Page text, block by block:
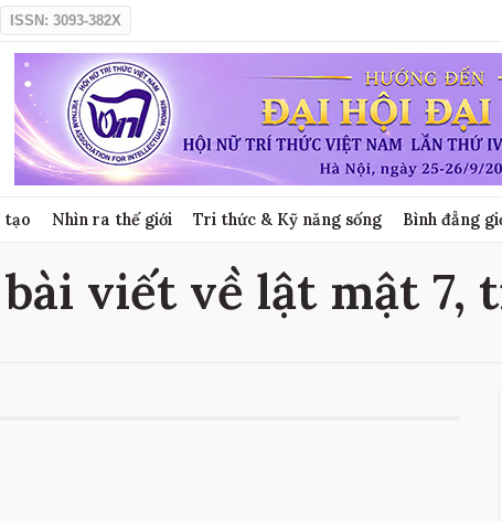
ISSN: 3093-382X
tạo Nhìn ra thế giới Tri thức & Kỹ năng sống Bình đẳng
viết về lật mật 7,